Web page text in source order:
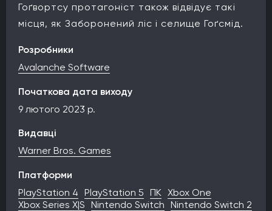
Гоґвортсу протагоніст також відвідує такі
місця, як Заборонений ліс і селище Гоґсмід.
Розробники
Avalanche Software
Початкова дата виходу
9 лютого 2023 р.
Видавці
Warner Bros. Games
Платформи
PlayStation 4 PlayStation 5 ПК Xbox One
Xbox Series X|S Nintendo Switch Nintendo Switch 2